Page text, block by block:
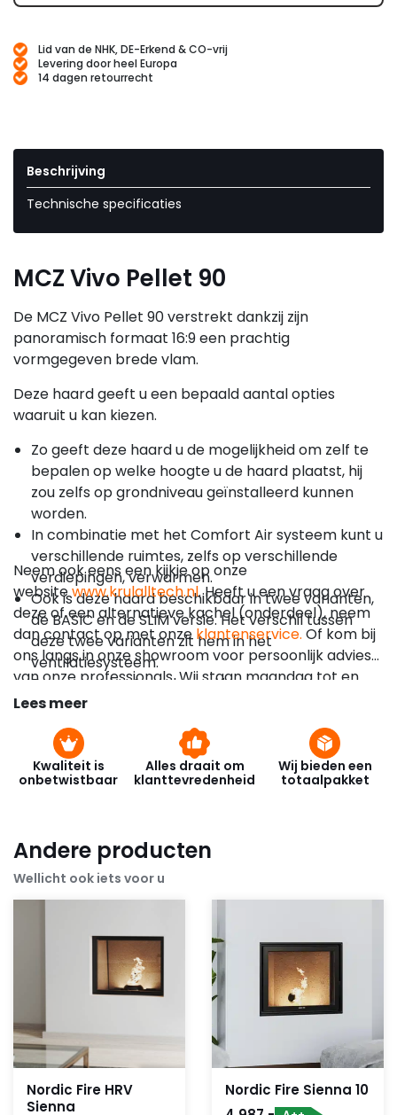
Lid van de NHK, DE-Erkend & CO-vrij
Levering door heel Europa
14 dagen retourrecht
Beschrijving
Technische specificaties
MCZ Vivo Pellet 90
De MCZ Vivo Pellet 90 verstrekt dankzij zijn
panoramisch formaat 16:9 een prachtig
vormgegeven brede vlam.
Deze haard geeft u een bepaald aantal opties
waaruit u kan kiezen.
Zo geeft deze haard u de mogelijkheid om zelf te
bepalen op welke hoogte u de haard plaatst, hij
zou zelfs op grondniveau geïnstalleerd kunnen
worden.
In combinatie met het Comfort Air systeem kunt u
verschillende ruimtes, zelfs op verschillende
verdiepingen, verwarmen.
Ook is deze haard beschikbaar in twee varianten,
de BASIC en de SLIM versie. Het verschil tussen
deze twee varianten zit hem in het
ventilatiesysteem.
Daarnaast kunt u ook nog kiezen voor de
hoeveelheid vermogen die de kachel heeft: 9 of 11
Neem ook eens een kijkje op onze
websitewww.krulalltech.nl. Heeft u een vraag over
deze of een alternatieve kachel (onderdeel), neem
dan contact op met onzeklantenservice. Of kom bij
ons langs in onze showroom voor persoonlijk advies
van onze professionals. Wij staan maandag tot en
met zaterdag de hele dag klaar voor al uw vragen.
Lees meer
Kwaliteit is
onbetwistbaar
Alles draait om
klanttevredenheid
Wij bieden een
totaalpakket
Andere producten
Wellicht ook iets voor u
Nordic Fire HRV
Sienna
Nordic Fire Sienna 10